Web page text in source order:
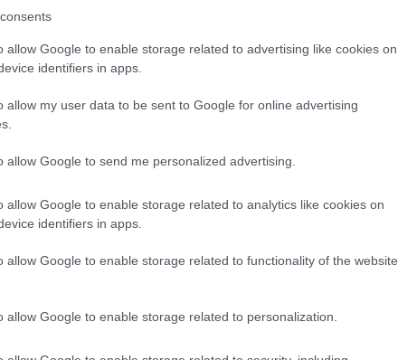
allow Google to enable storage related to advertising like cookies on
identifiers in apps.
allow my user data to be sent to Google for online advertising
allow Google to send me personalized advertising.
allow Google to enable storage related to analytics like cookies on
identifiers in apps.
allow Google to enable storage related to functionality of the website
allow Google to enable storage related to personalization.